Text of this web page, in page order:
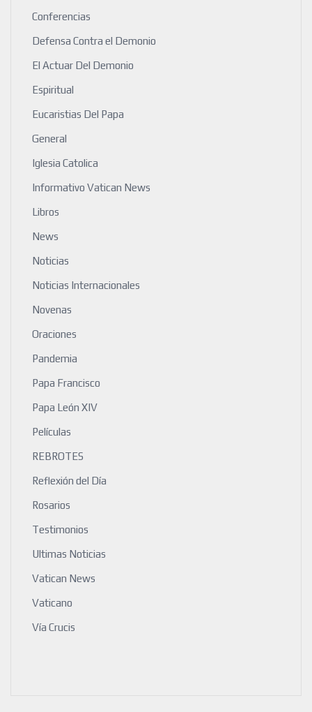
Conferencias
Defensa Contra el Demonio
El Actuar Del Demonio
Espiritual
Eucaristias Del Papa
General
Iglesia Catolica
Informativo Vatican News
Libros
News
Noticias
Noticias Internacionales
Novenas
Oraciones
Pandemia
Papa Francisco
Papa León XIV
Películas
REBROTES
Reflexión del Día
Rosarios
Testimonios
Ultimas Noticias
Vatican News
Vaticano
Vía Crucis